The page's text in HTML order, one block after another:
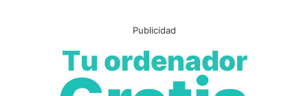
Publicidad